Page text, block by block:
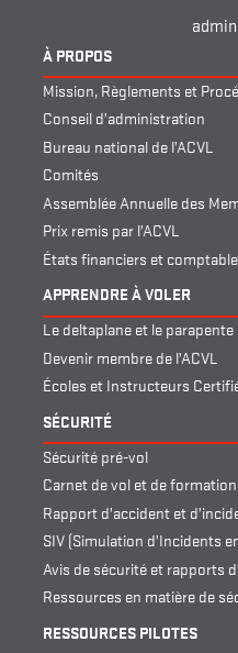
À PROPOS
Mission, Règlements et
Conseil d’administration
Bureau national de l’ACVL
Comités
Assemblée Annuelle des
Prix remis par l’ACVL
États financiers et
APPRENDRE À VOLER
Le deltaplane et le
Devenir membre de l’ACVL
Écoles et Instructeurs
SÉCURITÉ
Sécurité pré-vol
Carnet de vol et de formation
Rapport d’accident et
SIV (Simulation d’Incidents
Avis de sécurité et rapports
Ressources en matière de
RESSOURCES PILOTES